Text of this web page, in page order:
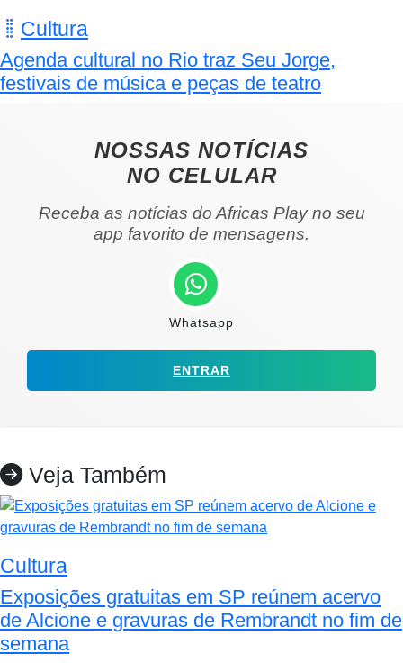
Cultura
Agenda cultural no Rio traz Seu Jorge,
festivais de música e peças de teatro
NOSSAS NOTÍCIAS
NO CELULAR
Receba as notícias do Africas Play no seu
app favorito de mensagens.
Whatsapp
ENTRAR
Veja Também
Cultura
Exposições gratuitas em SP reúnem acervo
de Alcione e gravuras de Rembrandt no fim de
semana